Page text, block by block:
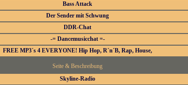
Bass Attack
Der Sender mit Schwung
DDR-Chat
-= Dancemusicchat =-
FREE MP3´s 4 EVERYONE! Hip Hop, R´n´B, Rap, House,
Seite & Beschreibung
Skyline-Radio